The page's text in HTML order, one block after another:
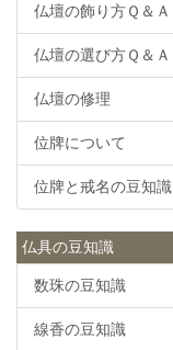
仏壇の飾り方Ｑ＆Ａ
仏壇の選び方Ｑ＆Ａ
仏壇の修理
位牌について
位牌と戒名の豆知識
仏具の豆知識
数珠の豆知識
線香の豆知識